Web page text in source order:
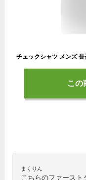
この
まくりん
こちらのファースト